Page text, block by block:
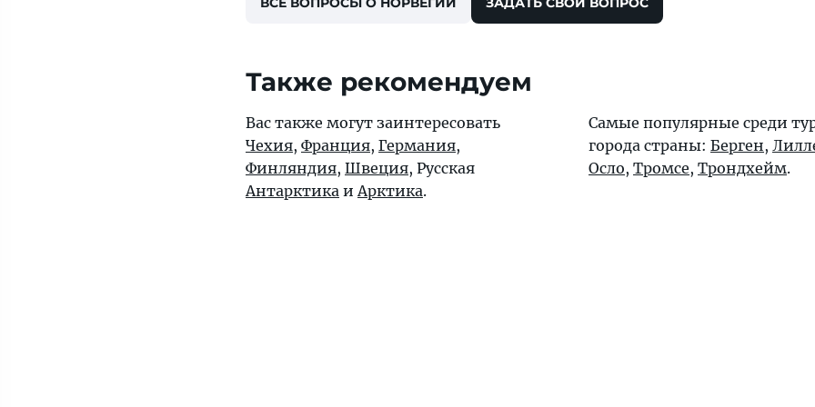
Также рекомендуем
Вас также могут заинтересовать
Чехия, Франция, Германия,
Финляндия, Швеция, Русская
Антарктика иАрктика.
Самые популярные среди
города страны: Берген,
Осло, Тромсе, Трондхейм.